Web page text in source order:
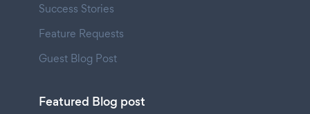
Success Stories
Feature Requests
Guest Blog Post
Featured Blog post